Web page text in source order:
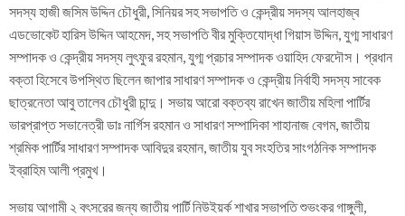
সদস্য হাজী জসিম উদ্দিন চৌধুরী, সিনিয়র সহ সভাপতি ও কেন্দ্রীয় সদস্য আলহাজ্ব
এডভোকেট হারিস উদ্দিন আহমেদ, সহ সভাপতি বীর মুক্তিযোদ্ধা গিয়াস উদ্দিন, যুগ্ম সাধারণ
সম্পাদক ও কেন্দ্রীয় সদস্য লুৎফুর রহমান, যুগ্ম প্রচার সম্পাদক ওয়াহিদ ফেরদৌস। প্রধান
বক্তা হিসেবে উপস্থিত ছিলেন জাপার সাধারণ সম্পাদক ও কেন্দ্রীয় নির্বাহী সদস্য সাবেক
ছাত্রনেতা আবু তালেব চৌধুরী চান্দু। সভায় আরো বক্তব্য রাখেন জাতীয় মহিলা পার্টির
ভারপ্রাপ্ত সভানেত্রী ডাঃ নার্গিস রহমান ও সাধারণ সম্পাদিকা শাহানাজ বেগম, জাতীয়
শ্রমিক পার্টির সাধারণ সম্পাদক আবিদুর রহমান, জাতীয় যুব সংহতির সাংগঠনিক সম্পাদক
ইব্রাহিম আলী প্রমুখ।
সভায় আগামী ২ বৎসরের জন্য জাতীয় পার্টি নিউইয়র্ক শাখার সভাপতি শুভংকর গাঙ্গুলী,